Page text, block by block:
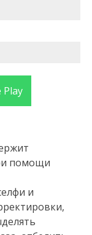
Play
помощи
и